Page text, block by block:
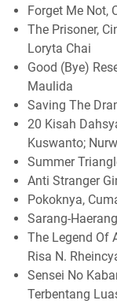
Forget Me Not,
The Prisoner,
Loryta Chai
Good (Bye)
Maulida
Saving The
20 Kisah
Kuswanto;
Summer
Anti Stranger
Pokoknya,
Sarang-
The Legend Of
Risa N.
Sensei No
Terbentang